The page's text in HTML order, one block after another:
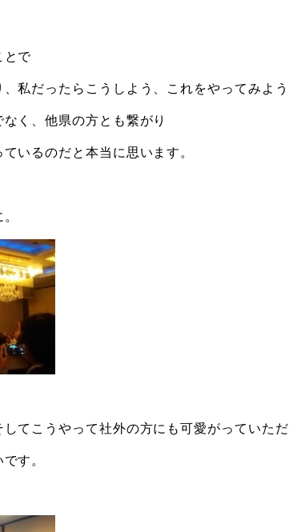
とで
私だったらこうしよう、これをやってみよう
く、他県の方とも繋がり
いるのだと本当に思います。
てこうやって社外の方にも可愛がっていただ
す。